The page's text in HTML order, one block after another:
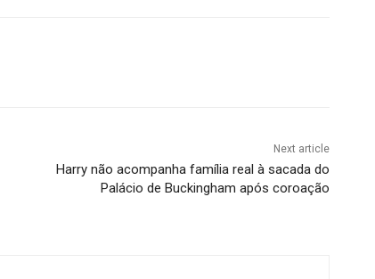
Next article
Harry não acompanha família real à sacada do
Palácio de Buckingham após coroação